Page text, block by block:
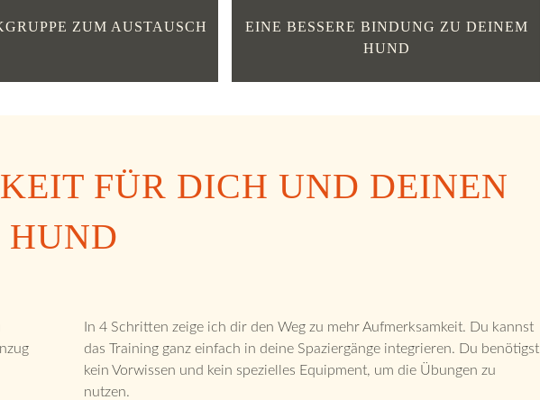
ZUM AUSTAUSCH
EINE BESSERE BINDUNG ZU DEINEM
HUND
FÜR DICH UND DEINEN
HUND
In 4 Schritten zeige ich dir den Weg zu mehr Aufmerksamkeit. Du kannst
das Training ganz einfach in deine Spaziergänge integrieren. Du benötigst
kein Vorwissen und kein spezielles Equipment, um die Übungen zu
nutzen.